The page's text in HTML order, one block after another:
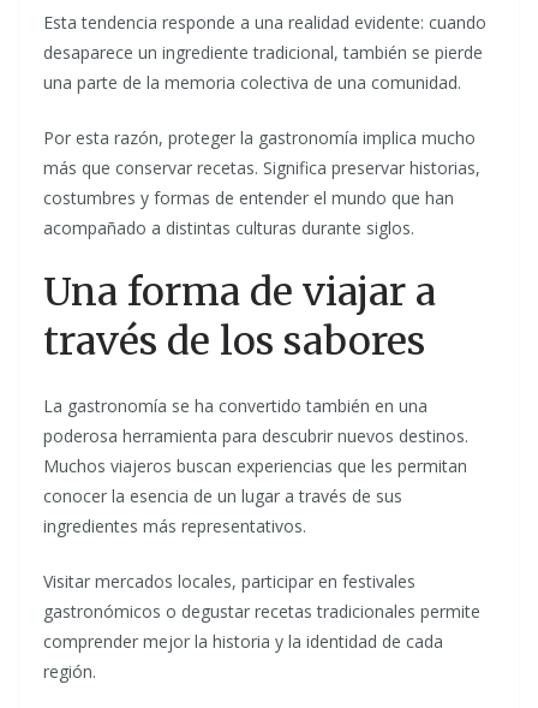
Esta tendencia responde a una realidad evidente: cuando
desaparece un ingrediente tradicional, también se pierde
una parte de la memoria colectiva de una comunidad.
Por esta razón, proteger la gastronomía implica mucho
más que conservar recetas. Significa preservar historias,
costumbres y formas de entender el mundo que han
acompañado a distintas culturas durante siglos.
Una forma de viajar a
través de los sabores
La gastronomía se ha convertido también en una
poderosa herramienta para descubrir nuevos destinos.
Muchos viajeros buscan experiencias que les permitan
conocer la esencia de un lugar a través de sus
ingredientes más representativos.
Visitar mercados locales, participar en festivales
gastronómicos o degustar recetas tradicionales permite
comprender mejor la historia y la identidad de cada
región.